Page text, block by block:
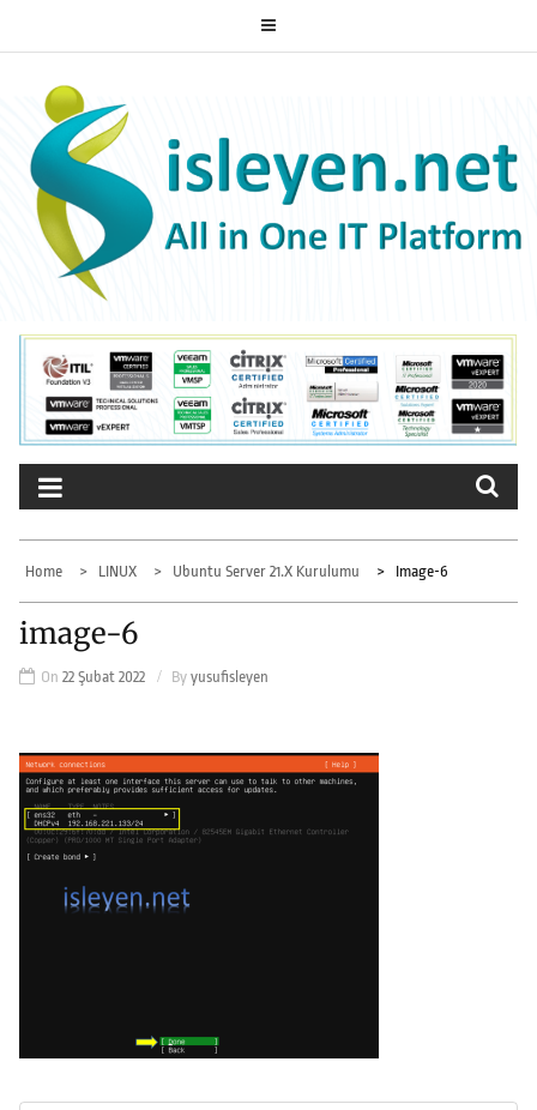
to
ISLEYEN.NET
All-in-One IT Platform
Home LINUX Ubuntu Server 21.x Kurulumu Image-6
image-6
On 22 Şubat 2022 By yusufisleyen